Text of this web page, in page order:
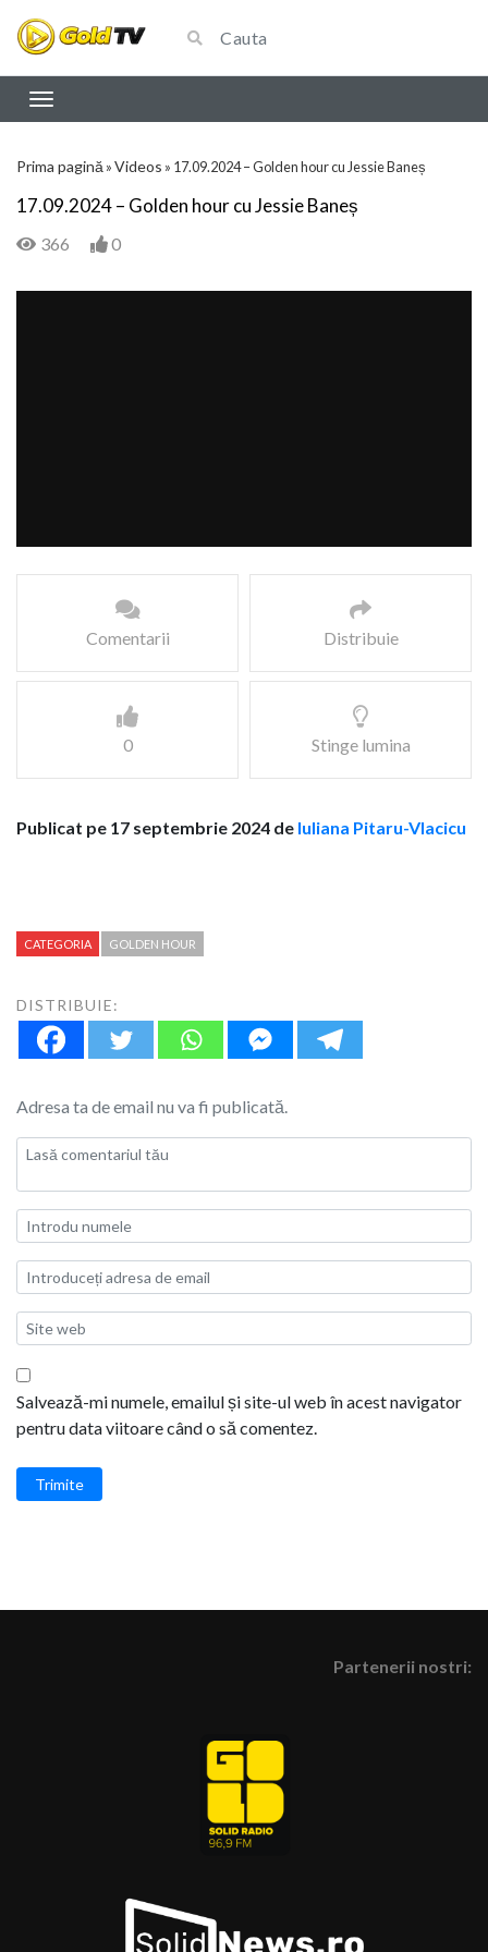
Prima pagină »Videos » 17.09.2024 – Golden hour cu Jessie Baneș
17.09.2024 – Golden hour cu Jessie Baneș
366 0
Comentarii Distribuie
0 Stinge lumina
Publicat pe 17 septembrie 2024 de Iuliana Pitaru-Vlacicu
CATEGORIA GOLDEN HOUR
DISTRIBUIE:
Adresa ta de email nu va fi publicată.
Salvează-mi numele, emailul și site-ul web în acest navigator
pentru data viitoare când o să comentez.
Trimite
Partenerii nostri: